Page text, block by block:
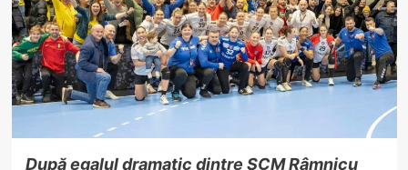
După egalul dramatic dintre SCM Râmnicu